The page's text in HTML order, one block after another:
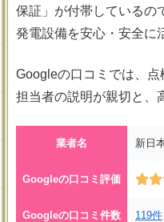
保証」が付帯しているの
発電設備を安心・安全に
Googleの口コミでは、
担当者の説明が親切と、
業者名 新日
Googleの口コミ評価
Googleの口コミ件数 119件